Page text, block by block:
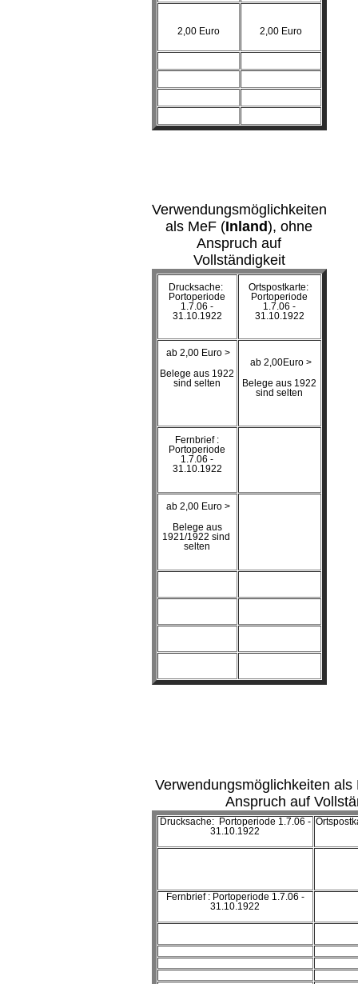
2,00 Euro 2,00 Euro
Verwendungsmöglichkeiten
als MeF (Inland), ohne
Anspruch auf
Vollständigkeit
Drucksache:
Portoperiode
1.7.06 -
31.10.1922
Ortspostkarte:
Portoperiode
1.7.06 -
31.10.1922
ab 2,00 Euro >
Belege aus 1922
sind selten
ab 2,00Euro >
Belege aus 1922
sind selten
Fernbrief :
Portoperiode
1.7.06 -
31.10.1922
ab 2,00 Euro >
Belege aus
1921/1922 sind
selten
Verwendungsmöglichkeiten als
Anspruch auf
Drucksache: Portoperiode 1.7.06 -
31.10.1922
Fernbrief : Portoperiode 1.7.06 -
31.10.1922